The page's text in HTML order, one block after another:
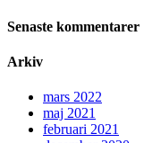
Senaste kommentarer
Arkiv
mars 2022
maj 2021
februari 2021